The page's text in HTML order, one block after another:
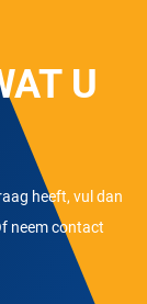
U
heeft, vul dan
neem contact